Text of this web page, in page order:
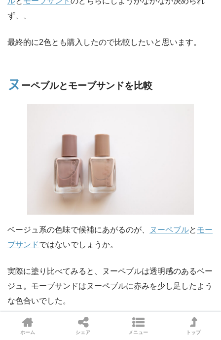
ず、、
最終的に2色とも購入したので比較したいと思います。
ヌ ーペブルとモーブサンドを比較
ベージュ系の色味で候補にあがるのが、 ヌーペブルと モー
ブサンドではないでしょうか。
実際に塗り比べてみると、ヌーペブルは透明感のあるベー
ジュ。モーブサンドはヌーペブルに赤みを少し足したよう
な色合いでした。
ホーム シェア メニュー トップ